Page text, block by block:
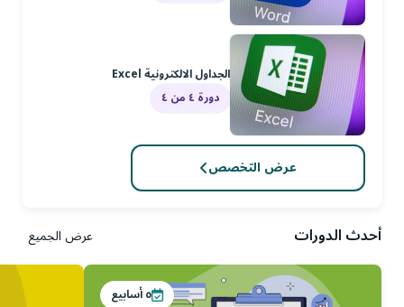
الجداول الالكترونية Excel
دورة ٤ من ٤
عرض التخصص
أحدث الدورات عرض الجميع
٥أسابيع